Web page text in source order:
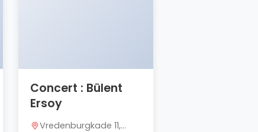
Concert : Bülent
Ersoy
Vredenburgkade 11,